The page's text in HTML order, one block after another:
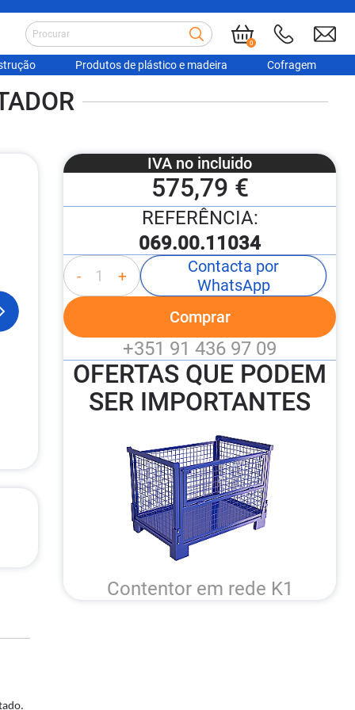
0
Produtos de plástico e madeira
Cofragem
IVA no incluido
575,79 €
REFERÊNCIA:
069.00.11034
- +
Contacta por
WhatsApp
Comprar
+351 91 436 97 09
OFERTAS QUE PODEM
SER IMPORTANTES
Contentor em rede K1